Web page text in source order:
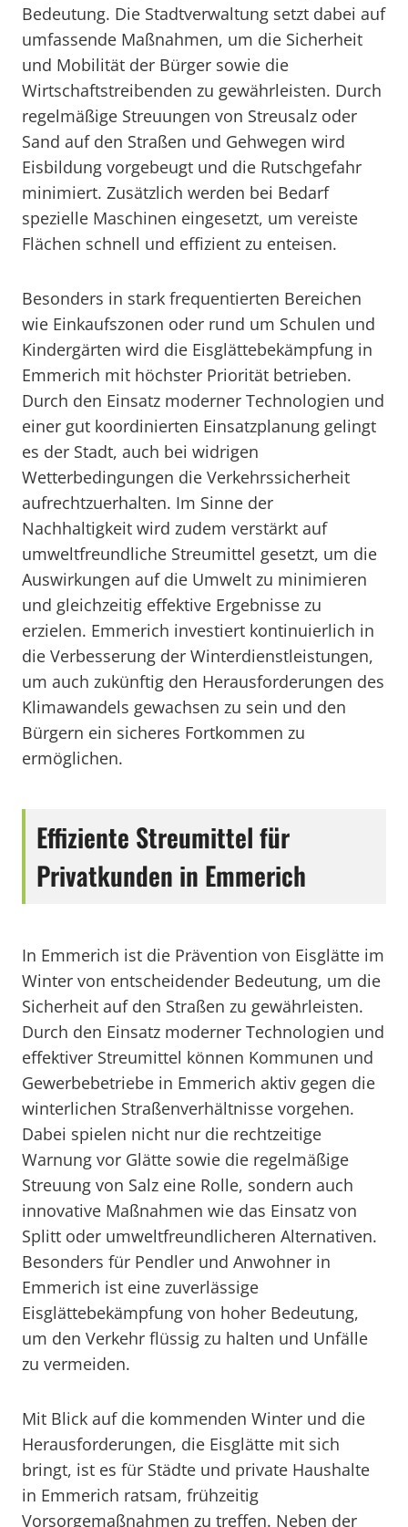
Bedeutung. Die Stadtverwaltung setzt dabei auf
umfassende Maßnahmen, um die Sicherheit
und Mobilität der Bürger sowie die
Wirtschaftstreibenden zu gewährleisten. Durch
regelmäßige Streuungen von Streusalz oder
Sand auf den Straßen und Gehwegen wird
Eisbildung vorgebeugt und die Rutschgefahr
minimiert. Zusätzlich werden bei Bedarf
spezielle Maschinen eingesetzt, um vereiste
Flächen schnell und effizient zu enteisen.
Besonders in stark frequentierten Bereichen
wie Einkaufszonen oder rund um Schulen und
Kindergärten wird die Eisglättebekämpfung in
Emmerich mit höchster Priorität betrieben.
Durch den Einsatz moderner Technologien und
einer gut koordinierten Einsatzplanung gelingt
es der Stadt, auch bei widrigen
Wetterbedingungen die Verkehrssicherheit
aufrechtzuerhalten. Im Sinne der
Nachhaltigkeit wird zudem verstärkt auf
umweltfreundliche Streumittel gesetzt, um die
Auswirkungen auf die Umwelt zu minimieren
und gleichzeitig effektive Ergebnisse zu
erzielen. Emmerich investiert kontinuierlich in
die Verbesserung der Winterdienstleistungen,
um auch zukünftig den Herausforderungen des
Klimawandels gewachsen zu sein und den
Bürgern ein sicheres Fortkommen zu
ermöglichen.
Effiziente Streumittel für
Privatkunden in Emmerich
In Emmerich ist die Prävention von Eisglätte im
Winter von entscheidender Bedeutung, um die
Sicherheit auf den Straßen zu gewährleisten.
Durch den Einsatz moderner Technologien und
effektiver Streumittel können Kommunen und
Gewerbebetriebe in Emmerich aktiv gegen die
winterlichen Straßenverhältnisse vorgehen.
Dabei spielen nicht nur die rechtzeitige
Warnung vor Glätte sowie die regelmäßige
Streuung von Salz eine Rolle, sondern auch
innovative Maßnahmen wie das Einsatz von
Splitt oder umweltfreundlicheren Alternativen.
Besonders für Pendler und Anwohner in
Emmerich ist eine zuverlässige
Eisglättebekämpfung von hoher Bedeutung,
um den Verkehr flüssig zu halten und Unfälle
zu vermeiden.
Mit Blick auf die kommenden Winter und die
Herausforderungen, die Eisglätte mit sich
bringt, ist es für Städte und private Haushalte
in Emmerich ratsam, frühzeitig
Vorsorgemaßnahmen zu treffen. Neben der